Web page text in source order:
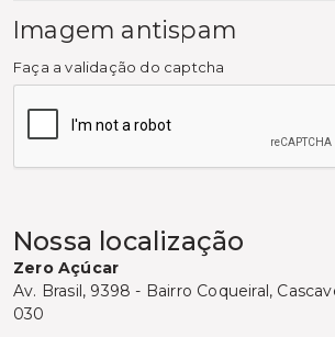
Imagem antispam
Faça a validação do captcha
Nossa localização
Zero Açúcar
Av. Brasil, 9398 - Bairro Coqueiral,
030